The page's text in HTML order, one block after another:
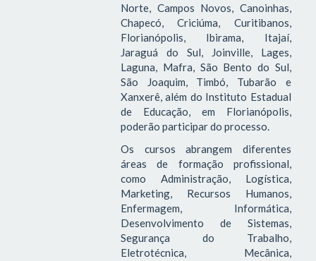
Norte, Campos Novos, Canoinhas,
Chapecó, Criciúma, Curitibanos,
Florianópolis, Ibirama, Itajaí,
Jaraguá do Sul, Joinville, Lages,
Laguna, Mafra, São Bento do Sul,
São Joaquim, Timbó, Tubarão e
Xanxerê, além do Instituto Estadual
de Educação, em Florianópolis,
poderão participar do processo.
Os cursos abrangem diferentes
áreas de formação profissional,
como Administração, Logística,
Marketing, Recursos Humanos,
Enfermagem, Informática,
Desenvolvimento de Sistemas,
Segurança do Trabalho,
Eletrotécnica, Mecânica,